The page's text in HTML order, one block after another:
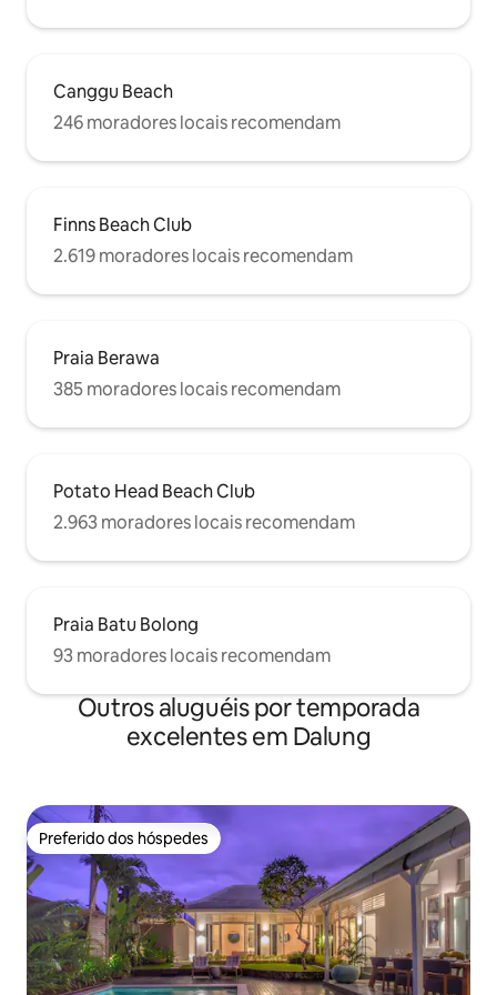
Canggu Beach
246 moradores locais recomendam
Finns Beach Club
2.619 moradores locais recomendam
Praia Berawa
385 moradores locais recomendam
Potato Head Beach Club
2.963 moradores locais recomendam
Praia Batu Bolong
93 moradores locais recomendam
Outros aluguéis por temporada
excelentes em Dalung
Preferido dos hóspedes
Preferido dos hóspedes